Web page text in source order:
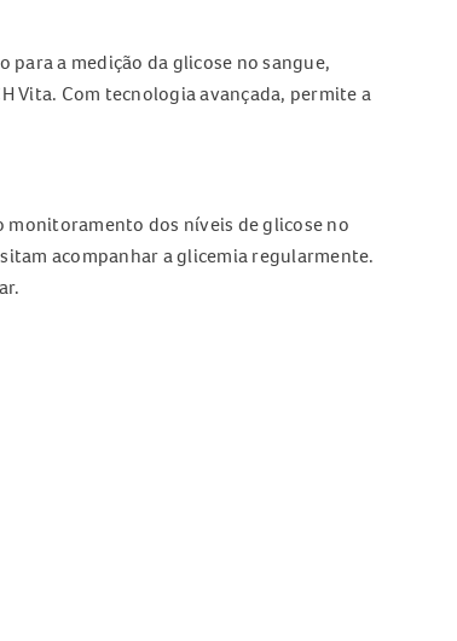
para a medição da glicose no sangue,
Vita. Com tecnologia avançada, permite a
monitoramento dos níveis de glicose no
acompanhar a glicemia regularmente.